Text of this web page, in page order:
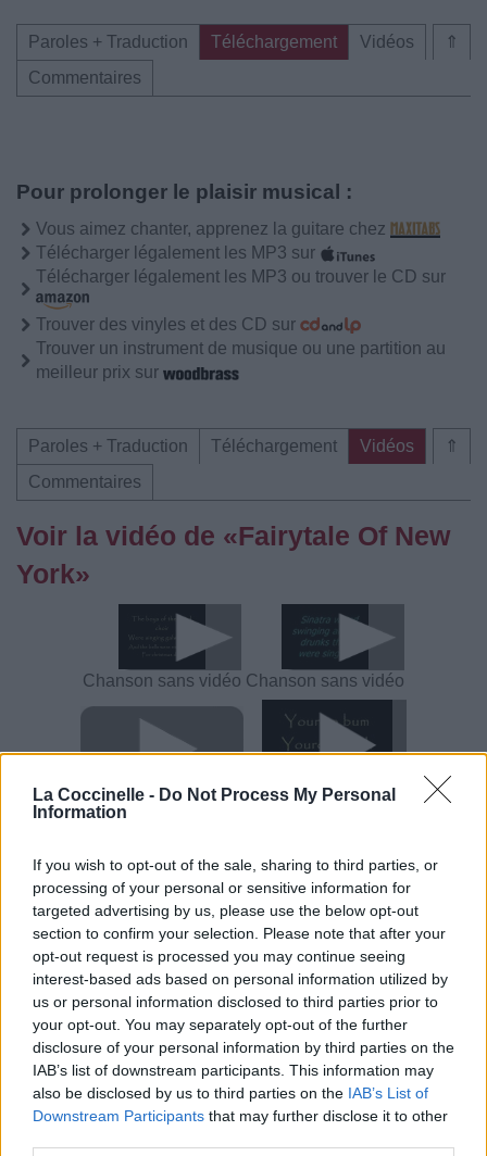
La Coccinelle - Do Not Process My Personal
Information
If you wish to opt-out of the sale, sharing to third parties, or
processing of your personal or sensitive information for
targeted advertising by us, please use the below opt-out
section to confirm your selection. Please note that after your
opt-out request is processed you may continue seeing
interest-based ads based on personal information utilized by
us or personal information disclosed to third parties prior to
your opt-out. You may separately opt-out of the further
disclosure of your personal information by third parties on the
IAB’s list of downstream participants. This information may
also be disclosed by us to third parties on the IAB’s List of
Downstream Participants that may further disclose it to other
⇑
Paroles + Traduction Téléchargement
Vidéos
Commentaires
Pour prolonger le plaisir musical :
Vous aimez chanter, apprenez la guitare chez
Télécharger légalement les MP3 sur
Télécharger légalement les MP3 ou trouver le CD sur
Trouver des vinyles et des CD sur
Trouver un instrument de musique ou une partition au
meilleur prix sur
⇑
Paroles + Traduction Téléchargement
Vidéos
Commentaires
Voir la vidéo de «Fairytale Of New
York»
Chanson sans vidéo Chanson sans vidéo
Concert/Live Chanson sans vidéo
Chanson sans vidéo
Paroles + Traduction Téléchargement
Vidéos
Commentaires
Dire «merci» pour cette traduction Corriger une erreur